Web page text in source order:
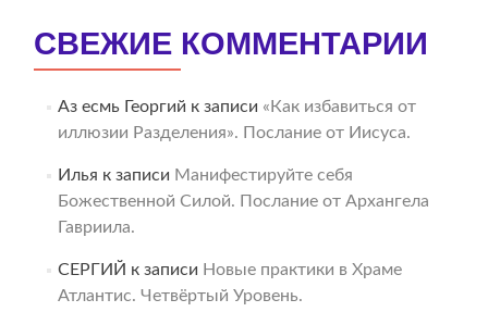
СВЕЖИЕ КОММЕНТАРИИ
Аз есмь Георгий к записи «Как избавиться от
иллюзии Разделения». Послание от Иисуса.
Илья к записи Манифестируйте себя
Божественной Силой. Послание от Архангела
Гавриила.
СЕРГИЙ к записи Новые практики в Храме
Атлантис. Четвёртый Уровень.